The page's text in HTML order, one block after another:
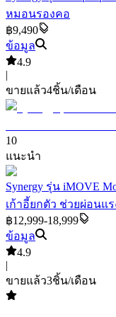
หมอนรองคอ
฿9,490
ข้อมูล
4.9
|
ขายแล้ว4ชิ้น/เดือน
10
แนะนำ
Synergy รุ่น iMOVE
เก้าอี้ยกตัว ช่วยผ่อนแ
฿12,999-18,999
ข้อมูล
4.9
|
ขายแล้ว3ชิ้น/เดือน